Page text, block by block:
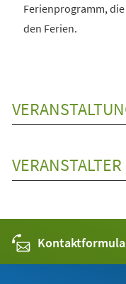
Ferienprogramm,
den Ferien.
VERANSTALTER